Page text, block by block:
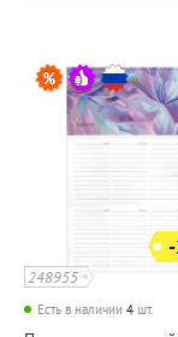
248955
Есть в наличии 4 шт.